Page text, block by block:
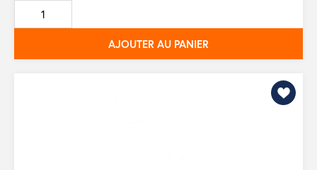
base
AJOUTER AU PANIER